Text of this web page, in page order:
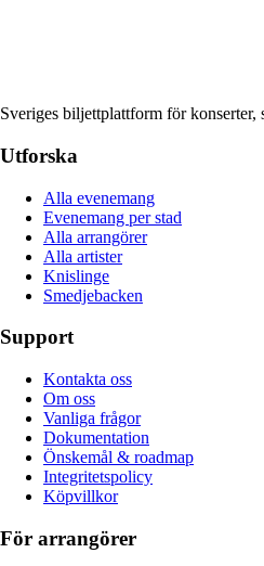
Sveriges biljettplattform för konserter,
Utforska
Alla evenemang
Evenemang per stad
Alla arrangörer
Alla artister
Knislinge
Smedjebacken
Support
Kontakta oss
Om oss
Vanliga frågor
Dokumentation
Önskemål & roadmap
Integritetspolicy
Köpvillkor
För arrangörer